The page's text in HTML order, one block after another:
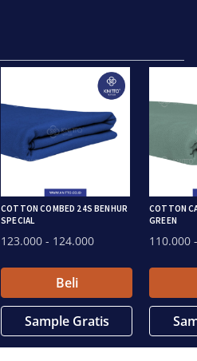
COTTON COMBED 24S BENHUR
SPECIAL
123.000 - 124.000
Beli
Sample Gratis
COTTON
GREEN
110.000